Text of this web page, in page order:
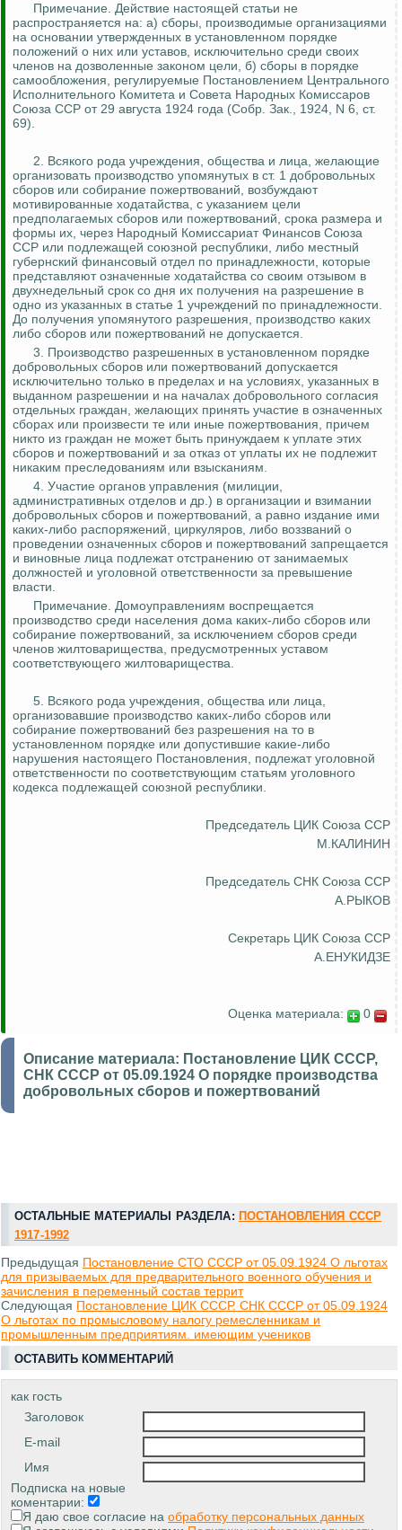
Примечание. Действие настоящей статьи не
распространяется на: а) сборы, производимые организациями
на основании утвержденных в установленном порядке
положений о них или уставов, исключительно среди своих
членов на дозволенные законом цели, б) сборы в порядке
самообложения, регулируемые Постановлением Центрального
Исполнительного Комитета и Совета Народных Комиссаров
Союза ССР от 29 августа 1924 года (Собр. Зак., 1924, N 6, ст.
69).
2. Всякого рода учреждения, общества и лица, желающие
организовать производство упомянутых в ст. 1 добровольных
сборов или собирание пожертвований, возбуждают
мотивированные ходатайства, с указанием цели
предполагаемых сборов или пожертвований, срока размера и
формы их, через Народный Комиссариат Финансов Союза
ССР или подлежащей союзной республики, либо местный
губернский финансовый отдел по принадлежности, которые
представляют означенные ходатайства со своим отзывом в
двухнедельный срок со дня их получения на разрешение в
одно из указанных в статье 1 учреждений по принадлежности.
До получения упомянутого разрешения, производство каких
либо сборов или пожертвований не допускается.
3. Производство разрешенных в установленном порядке
добровольных сборов или пожертвований допускается
исключительно только в пределах и на условиях, указанных в
выданном разрешении и на началах добровольного согласия
отдельных граждан, желающих принять участие в означенных
сборах или произвести те или иные пожертвования, причем
никто из граждан не может быть принуждаем к уплате этих
сборов и пожертвований и за отказ от уплаты их не подлежит
никаким преследованиям или взысканиям.
4. Участие органов управления (милиции,
административных отделов и др.) в организации и взимании
добровольных сборов и пожертвований, а равно издание ими
каких-либо распоряжений, циркуляров, либо воззваний о
проведении означенных сборов и пожертвований запрещается
и виновные лица подлежат отстранению от занимаемых
должностей и уголовной ответственности за превышение
власти.
Примечание. Домоуправлениям воспрещается
производство среди населения дома каких-либо сборов или
собирание пожертвований, за исключением сборов среди
членов жилтоварищества, предусмотренных уставом
соответствующего жилтоварищества.
5. Всякого рода учреждения, общества или лица,
организовавшие производство каких-либо сборов или
собирание пожертвований без разрешения на то в
установленном порядке или допустившие какие-либо
нарушения настоящего Постановления, подлежат уголовной
ответственности по соответствующим статьям уголовного
кодекса подлежащей союзной республики.
Председатель ЦИК Союза ССР
М.КАЛИНИН
Председатель СНК Союза ССР
А.РЫКОВ
Секретарь ЦИК Союза ССР
А.ЕНУКИДЗЕ
Оценка материала: 0
Описание материала: Постановление ЦИК СССР,
СНК СССР от 05.09.1924 О порядке производства
добровольных сборов и пожертвований
ОСТАЛЬНЫЕ МАТЕРИАЛЫ РАЗДЕЛА: ПОСТАНОВЛЕНИЯ СССР
1917-1992
Предыдущая Постановление СТО СССР от 05.09.1924 О льготах
для призываемых для предварительного военного обучения и
зачисления в переменный состав террит
Следующая Постановление ЦИК СССР. СНК СССР от 05.09.1924
О льготах по промысловому налогу ремесленникам и
промышленным предприятиям. имеющим учеников
ОСТАВИТЬ КОММЕНТАРИЙ
как гость
Заголовок
E-mail
Имя
Подписка на новые
коментарии:
Я даю свое согласие на обработку персональных данных